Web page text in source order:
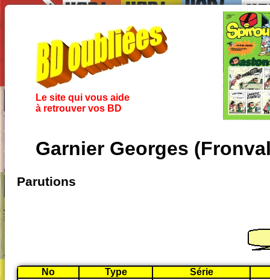
Le site qui vous aide
à retrouver vos BD
Garnier Georges
Parutions
No Type
Série